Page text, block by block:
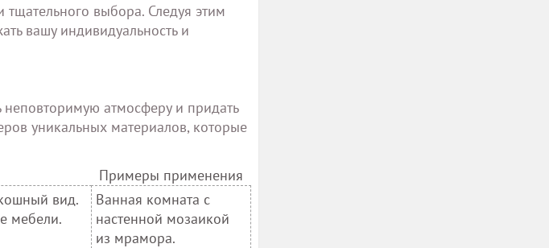
выбора. Следуя этим
вашу индивидуальность и
атмосферу и придать
уникальных материалов, которые
Примеры применения
вид.
мебели.
Ванная комната с
настенной мозаикой
из мрамора.